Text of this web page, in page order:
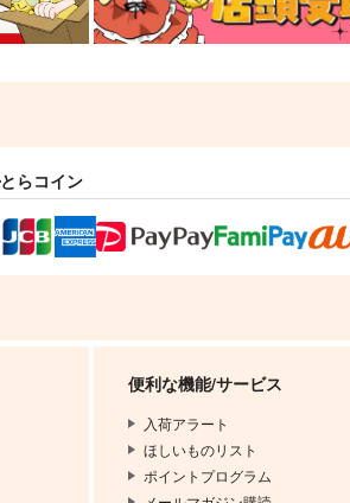
とらコイン
便利な機能/サービス
入荷アラート
ほしいものリスト
ポイントプログラム